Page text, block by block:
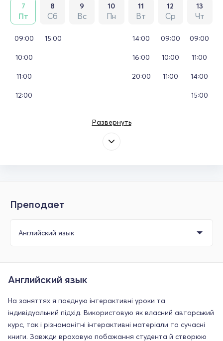
7
Пт
8
Сб
9
Вс
10
Пн
11
Вт
12
Ср
13
Чт
09:00
10:00
11:00
12:00
15:00 14:00
16:00
20:00
09:00
10:00
11:00
09:00
11:00
14:00
15:00
Развернуть
Преподает
Английский язык
На заняттях я поєдную інтерактивні уроки та
індивідуальний підхід. Використовую як власний авторський
курс, так і різноманітні інтерактивні матеріали та сучасні
книги. Завжди враховую побажання студента й створюю